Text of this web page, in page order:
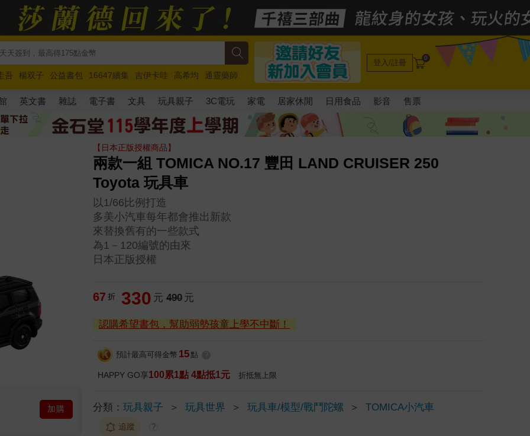
吾 楊双子 公益書包 16647續集 吉伊卡哇 高希均
通靈藥師
路邊攤新作
馬斯克 玩具總動員5 超慢跑
登入/註冊 0
英文書 雜誌 電子書 文具 玩具親子 3C電玩 家電 居家休閒 日用食品 影音 售票
【日本正版授權商品】
兩款一組 TOMICA NO.17 豐田 LAND CRUISER 250
Toyota 玩具車
以1/66比例打造
多美小汽車每年都會推出新款
來替換舊有的一些款式
為1－120編號的由來
日本正版授權
加購
67 折 330 元 490 元
認購希望書包，幫助弱勢孩童上學不中斷！
預計最高可得金幣 15 點
HAPPY GO享100累1點 4點抵1元 折抵無上限
分類：玩具親子 ＞ 玩具世界 ＞ 玩具車/模型/戰鬥陀螺 ＞ TOMICA小汽車
追蹤 ?